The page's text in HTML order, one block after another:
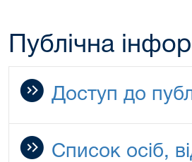
Публічна
Доступ до
Список осіб,